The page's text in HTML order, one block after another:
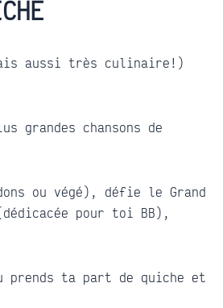
aussi très culinaire!)
grandes chansons de
ou végé), défie le Grand
pour toi BB),
ta part de quiche et